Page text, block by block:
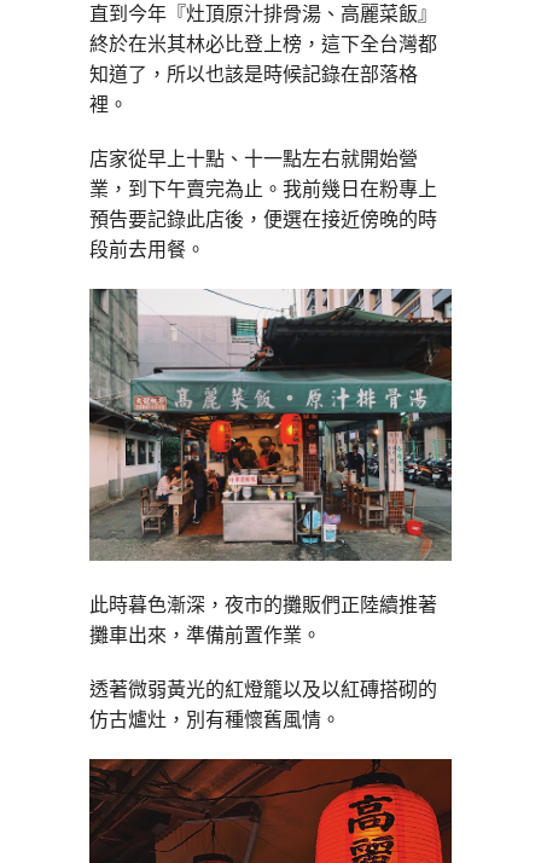
直到今年『灶頂原汁排骨湯、高麗菜飯』
終於在米其林必比登上榜，這下全台灣都
知道了，所以也該是時候記錄在部落格
裡。
店家從早上十點、十一點左右就開始營
業，到下午賣完為止。我前幾日在粉專上
預告要記錄此店後，便選在接近傍晚的時
段前去用餐。
此時暮色漸深，夜市的攤販們正陸續推著
攤車出來，準備前置作業。
透著微弱黃光的紅燈籠以及以紅磚搭砌的
仿古爐灶，別有種懷舊風情。